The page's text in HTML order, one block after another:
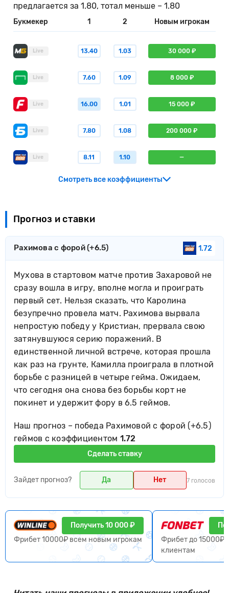
предлагается за 1.80, тотал меньше – 1.80
Букмекер 1 2 Новым игрокам
Live 13.40 1.03 30 000 ₽
Live 7.60 1.09 8 000 ₽
Live 16.00 1.01 15 000 ₽
Live 7.80 1.08 200 000 ₽
Live 8.11 1.10 —
Смотреть все коэффициенты
Прогноз и ставки
Рахимова с форой (+6.5) 1.72
Мухова в стартовом матче против Захаровой не
сразу вошла в игру, вполне могла и проиграть
первый сет. Нельзя сказать, что Каролина
безупречно провела матч. Рахимова вырвала
непростую победу у Кристиан, прервала свою
затянувшуюся серию поражений. В
единственной личной встрече, которая прошла
как раз на грунте, Камилла проиграла в плотной
борьбе с разницей в четыре гейма. Ожидаем,
что сегодня она снова без борьбы корт не
покинет и удержит фору в 6.5 геймов.
Наш прогноз – победа Рахимовой с форой (+6.5)
геймов с коэффициентом 1.72
Сделать ставку
Зайдет прогноз? Да Нет 7 голосов
Получить 10 000 ₽
Фрибет 10000₽ всем новым игрокам
Фрибет до 15000₽
клиентам